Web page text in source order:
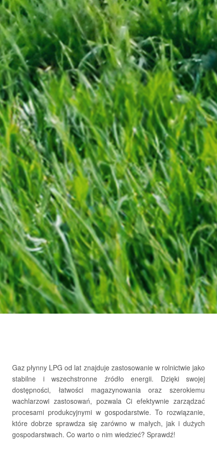
Butle
Obowiązek Informacyjny
Gaz płynny LPG od lat znajduje zastosowanie w rolnictwie jako
stabilne i wszechstronne źródło energii. Dzięki swojej
dostępności, łatwości magazynowania oraz szerokiemu
wachlarzowi zastosowań, pozwala Ci efektywnie zarządzać
procesami produkcyjnymi w gospodarstwie. To rozwiązanie,
które dobrze sprawdza się zarówno w małych, jak i dużych
gospodarstwach. Co warto o nim wiedzieć? Sprawdź!